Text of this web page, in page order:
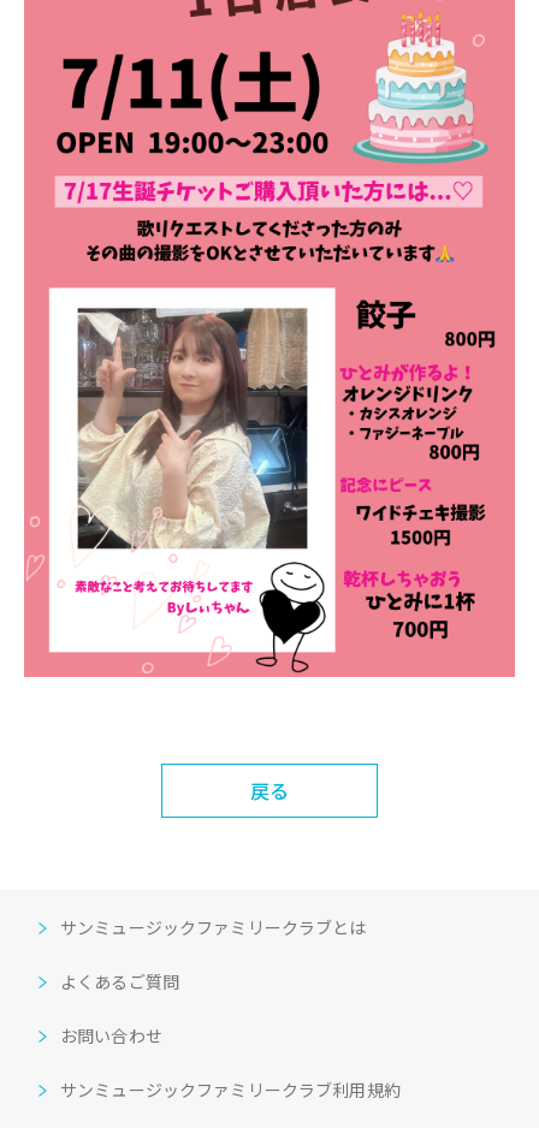
戻る
サンミュージックファミリークラブとは
よくあるご質問
お問い合わせ
サンミュージックファミリークラブ利用規約